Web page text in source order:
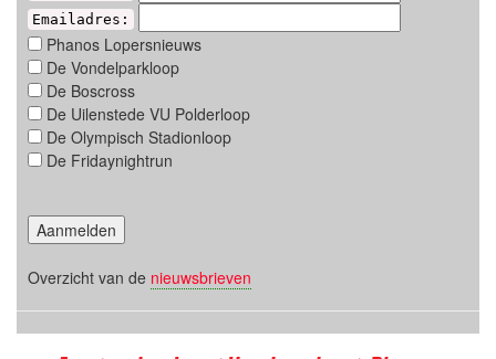
Emailadres:
Phanos Lopersnieuws
De Vondelparkloop
De Boscross
De Uilenstede VU Polderloop
De Olympisch Stadionloop
De Fridaynightrun
Overzicht van de nieuwsbrieven